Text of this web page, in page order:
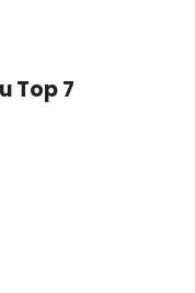
Top 7